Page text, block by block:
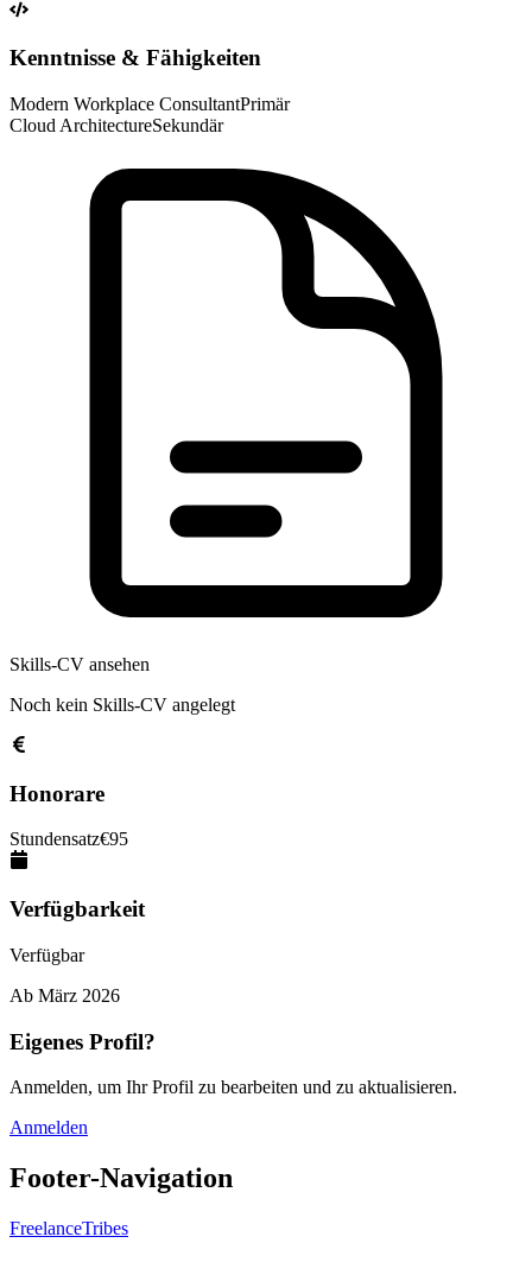
Kenntnisse & Fähigkeiten
Modern Workplace ConsultantPrimär
Cloud ArchitectureSekundär
Skills-CV ansehen
Noch kein Skills-CV angelegt
Honorare
Stundensatz€95
Verfügbarkeit
Verfügbar
Ab März 2026
Eigenes Profil?
Anmelden, um Ihr Profil zu bearbeiten und zu aktualisieren.
Anmelden
Footer-Navigation
FreelanceTribes